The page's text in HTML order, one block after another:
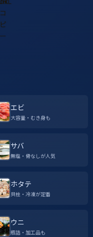
エビ
大容量・むき身も
サバ
無塩・骨なしが人気
ホタテ
貝柱・冷凍が定番
ウニ
瓶詰・加工品も